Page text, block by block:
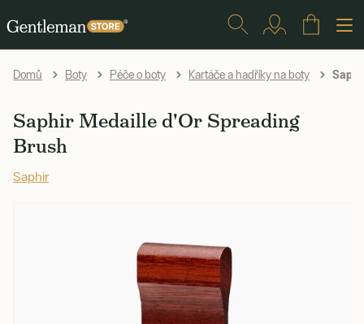
Domů Boty Péče o boty Kartáče a hadříky na boty
Saphir Medaille d'Or Spreading
Brush
Saphir